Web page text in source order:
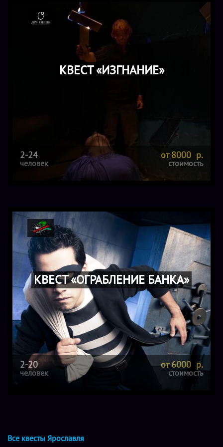
КВЕСТ «ИЗГНАНИЕ»
2-24
человек
от 8000 р.
стоимость
КВЕСТ «ОГРАБЛЕНИЕ БАНКА»
2-20
человек
от 6000 р.
стоимость
Все квесты Ярославля